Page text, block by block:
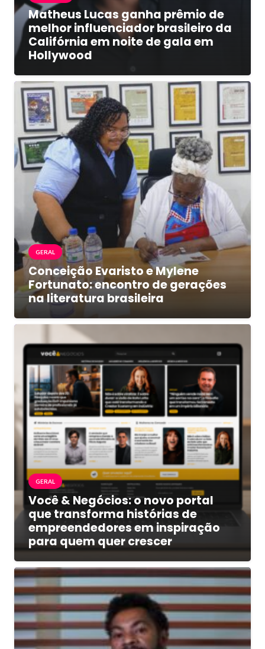
Matheus Lucas ganha prêmio de
melhor influenciador brasileiro da
Califórnia em noite de gala em
Hollywood
GERAL
Conceição Evaristo e Mylene
Fortunato: encontro de gerações
na literatura brasileira
GERAL
Você & Negócios: o novo portal
que transforma histórias de
empreendedores em inspiração
para quem quer crescer